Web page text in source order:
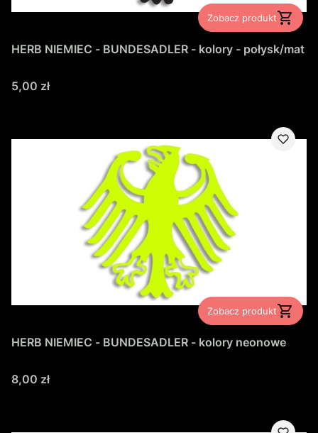
Zobacz produkt
HERB NIEMIEC - BUNDESADLER - kolory - połysk/mat
Cena
5,00 zł
Zobacz produkt
HERB NIEMIEC - BUNDESADLER - kolory neonowe
Cena
8,00 zł